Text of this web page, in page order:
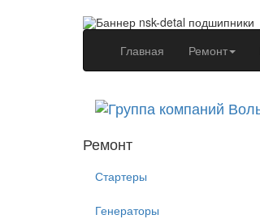
Главная (current)Ремонт
Ремонт
Стартеры
Генераторы